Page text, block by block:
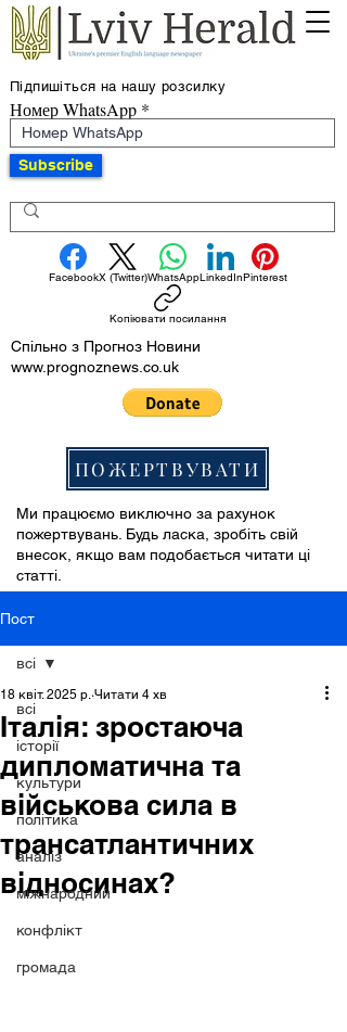
Підпишіться на нашу розсилку
Номер WhatsApp
Subscribe
FacebookX (Twitter)WhatsAppLinkedInPinterest
Копіювати посилання
Спільно з Прогноз Новини
www.prognoznews.co.uk
ПОЖЕРТВУВАТИ
Ми працюємо виключно за рахунок
пожертвувань. Будь ласка, зробіть свій
внесок, якщо вам подобається читати ці
статті.
Пост
всі
історії
культури
політика
аналіз
міжнародний
конфлікт
громада
всі
Італія: зростаюча
дипломатична та
військова сила в
трансатлантичних
відносинах?
18 квіт. 2025 р. Читати 4 хв